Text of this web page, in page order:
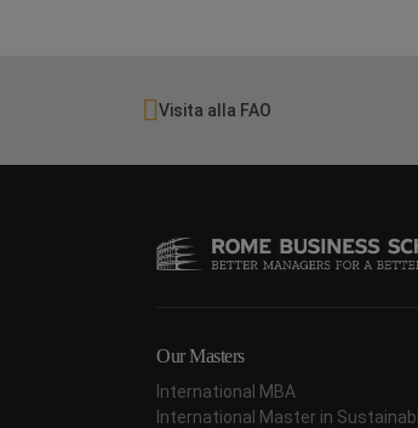
Visita alla FAO
Our Masters
International MBA
International Master in